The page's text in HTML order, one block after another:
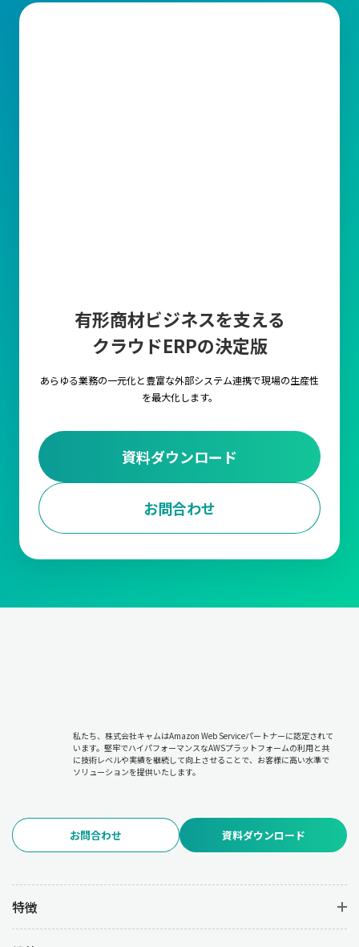
有形商材ビジネスを支える
クラウドERPの決定版
あらゆる業務の一元化と豊富な外部システム連携で現場の生産性
を最大化します。
資料ダウンロード
お問合わせ
私たち、株式会社キャムはAmazon Web Serviceパートナーに認定されて
います。堅牢でハイパフォーマンスなAWSプラットフォームの利用と共
に技術レベルや実績を継続して向上させることで、お客様に高い水準で
ソリューションを提供いたします。
お問合わせ 資料ダウンロード
特徴